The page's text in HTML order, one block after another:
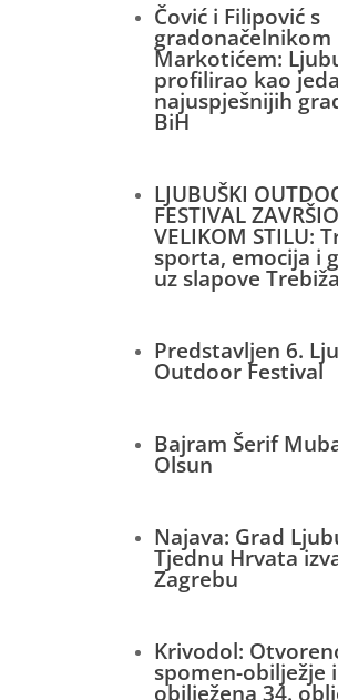
Čović i Filipović s
gradonačelnikom
Markotićem:
profilirao kao
najuspješnijih
BiH
LJUBUŠKI
FESTIVAL
VELIKOM STILU:
sporta, emocija i
uz slapove
Predstavljen 6.
Outdoor Festival
Bajram Šerif
Olsun
Najava: Grad
Tjednu Hrvata
Zagrebu
Krivodol:
spomen-obilježje i
obilježena 34.